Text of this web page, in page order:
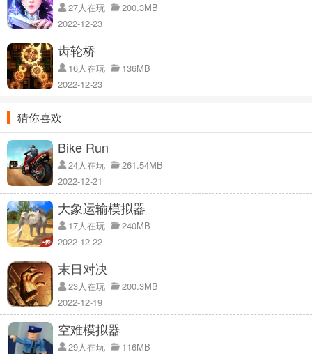
1、超清逼真的画面中玩家仿佛就是战场上面的一个主将，带领着自己
的士兵们不断的前进；
2、你将要帮助自己的将军去攻陷更多不同的城池，凭借自己的无上的
谋略来帮助自己；
3、让更多的士兵存活下来，他们都是未来的希望可不能在这样死去
桃源守义手游玩家评估：
1、在游戏中玩家需要知道，士兵不在于数量，还是在于质量；
2、在自己得到了士兵之后如果你不训练他们， 就是拥有再多也挡不
住别人的小部队；
3、强大的武将更是需要更多不同的训练，来磨练他们手中的武学；
桃源守义手游说明：
桃源守义手游还未上线，敬请期待！
27人在玩
200.3MB
2022-12-23
齿轮桥
16人在玩
136MB
2022-12-23
猜你喜欢
Bike Run
24人在玩
261.54MB
2022-12-21
大象运输模拟器
17人在玩
240MB
2022-12-22
末日对决
23人在玩
200.3MB
2022-12-19
空难模拟器
29人在玩
116MB